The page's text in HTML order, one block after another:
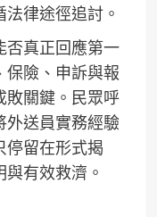
律途徑追討。
否真正回應第一
保險、申訴與報
敗關鍵。民眾呼
外送員實務經驗
停留在形式揭
有效救濟。